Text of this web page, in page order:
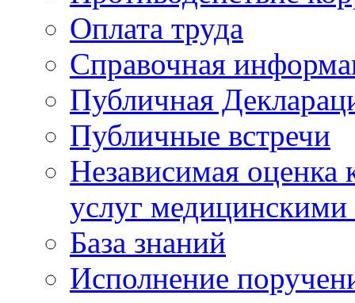
Оплата труда
Справочная
Публичная
Публичные встречи
Независимая оценка
услуг
База знаний
Исполнение